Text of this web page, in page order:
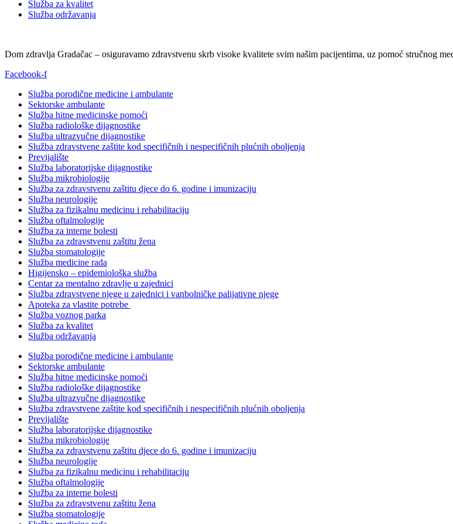
Služba za kvalitet
Služba održavanja
Dom zdravlja Gradačac – osiguravamo zdravstvenu skrb visoke kvalitete svim našim pacijentima, uz pomoć stručnog
Facebook-f
Služba porodične medicine i ambulante
Sektorske ambulante
Služba hitne medicinske pomoći
Služba radiološke dijagnostike
Služba ultrazvučne dijagnostike
Služba zdravstvene zaštite kod specifičnih i nespecifičnih plućnih oboljenja
Previjalište
Služba laboratorijske dijagnostike
Služba mikrobiologije
Služba za zdravstvenu zaštitu djece do 6. godine i imunizaciju
Služba neurologije
Služba za fizikalnu medicinu i rehabilitaciju
Služba oftalmologije
Služba za interne bolesti
Služba za zdravstvenu zaštitu žena
Služba stomatologije
Služba medicine rada
Higijensko – epidemiološka služba
Centar za mentalno zdravlje u zajednici
Služba zdravstvene njege u zajednici i vanbolničke palijativne njege
Apoteka za vlastite potrebe
Služba voznog parka
Služba za kvalitet
Služba održavanja
Služba porodične medicine i ambulante
Sektorske ambulante
Služba hitne medicinske pomoći
Služba radiološke dijagnostike
Služba ultrazvučne dijagnostike
Služba zdravstvene zaštite kod specifičnih i nespecifičnih plućnih oboljenja
Previjalište
Služba laboratorijske dijagnostike
Služba mikrobiologije
Služba za zdravstvenu zaštitu djece do 6. godine i imunizaciju
Služba neurologije
Služba za fizikalnu medicinu i rehabilitaciju
Služba oftalmologije
Služba za interne bolesti
Služba za zdravstvenu zaštitu žena
Služba stomatologije